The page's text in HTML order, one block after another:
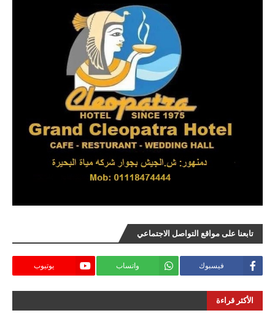
تابعنا على مواقع التواصل الاجتماعي
فيسبوك واتساب يوتيوب
الأكثر قراءة